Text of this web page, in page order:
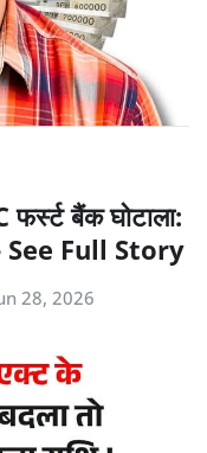
फर्स्ट बैंक घोटाला:
See Full Story
28, 2026